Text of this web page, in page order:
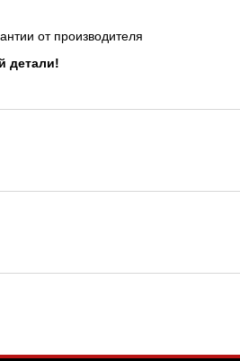
от производителя
детали!